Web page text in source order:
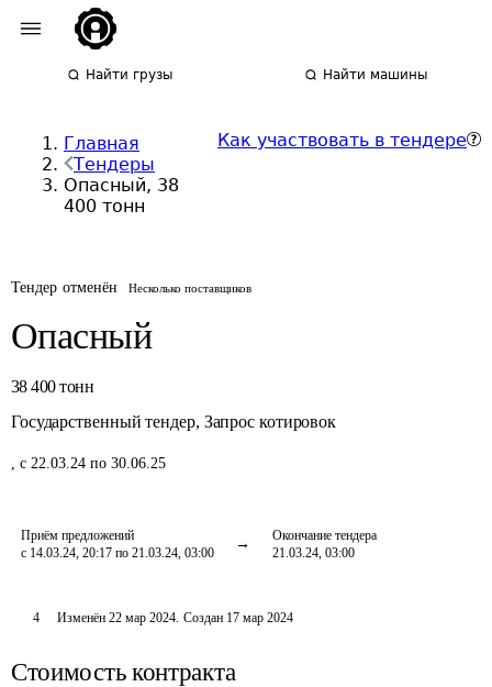
Найти грузы Найти машины
Главная
Тендеры
Опасный, 38
400 тонн
Как участвовать в тендере
Тендер отменён Несколько поставщиков
Опасный
38 400 тонн
Государственный тендер, Запрос котировок
, с 22.03.24 по 30.06.25
Приём предложений
с 14.03.24, 20:17 по 21.03.24, 03:00
Окончание тендера
21.03.24, 03:00
4 Изменён 22 мар 2024. Создан 17 мар 2024
Стоимость контракта